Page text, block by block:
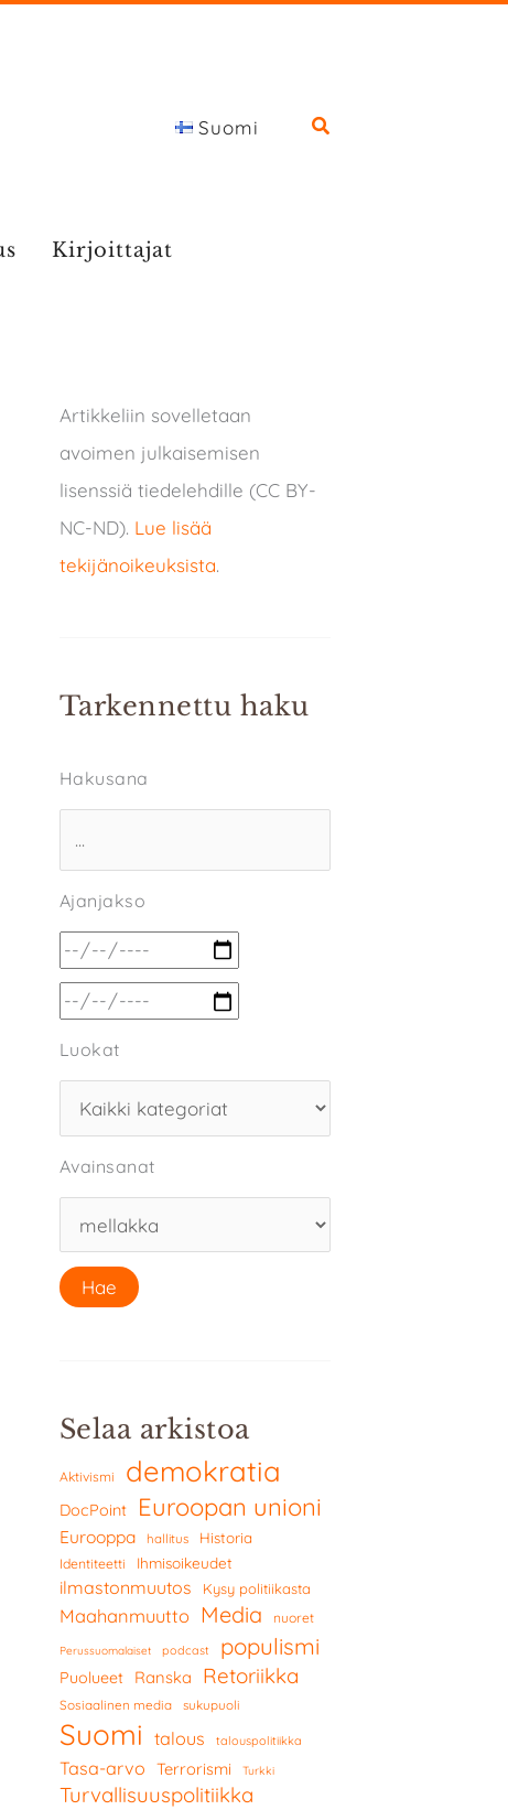
Suomi
Kirjoittajat
Artikkeliin sovelletaan
avoimen julkaisemisen
lisenssiä tiedelehdille (CC BY-
NC-ND). Lue lisää
tekijänoikeuksista.
Tarkennettu haku
Hakusana
Ajanjakso
Luokat
Avainsanat
Selaa arkistoa
Aktivismi demokratia
DocPoint Euroopan unioni
Eurooppa hallitus Historia
Identiteetti Ihmisoikeudet
ilmastonmuutos Kysy politiikasta
Maahanmuutto Media nuoret
Perussuomalaiset podcast populismi
Puolueet Ranska Retoriikka
Sosiaalinen media sukupuoli
Suomi talous talouspolitiikka
Tasa-arvo Terrorismi Turkki
Turvallisuuspolitiikka